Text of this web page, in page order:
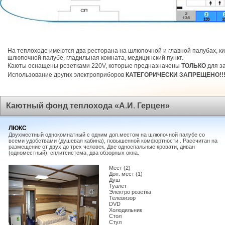
2
133
На теплоходе имеются два ресторана на шлюпочной и главной палубах,
шлюпочной палубе, гладильная комната, медицинский пункт.
Каюты оснащены розетками 220V, которые предназначены ТОЛЬКО для
Использование других электроприборов КАТЕГОРИЧЕСКИ ЗАПРЕЩЕНО!!!
Каютный фонд теплохода «А.И. Герцен»
ЛЮКС
Двухместный однокомнатный с одним доп.местом на шлюпочной палубе со
всеми удобствами (душевая кабина), повышенной комфортности . Рассчитан на
размещение от двух до трех человек. Две односпальные кровати, диван
(одноместный), сплитсистема, два обзорных окна.
Мест (2)
Доп. мест (1)
Душ
Туалет
Электро розетка
Телевизор
DVD
Холодильник
Стол
Стул